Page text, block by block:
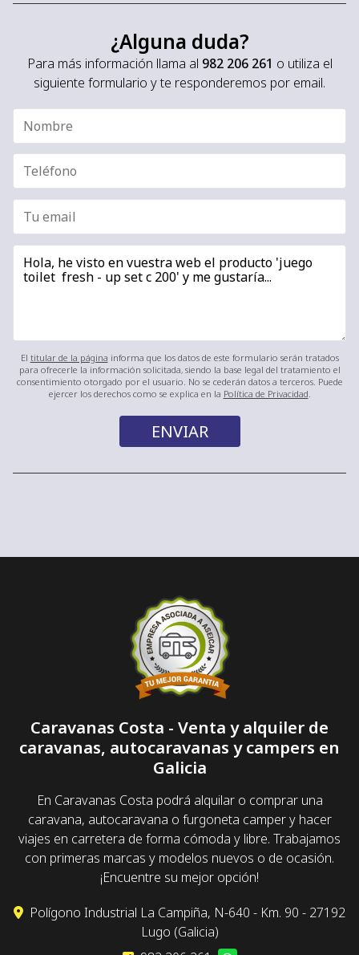
¿Alguna duda?
Para más información llama al 982 206 261 o utiliza el
siguiente formulario y te responderemos por email.
El titular de la página informa que los datos de este formulario serán tratados
para ofrecerle la información solicitada, siendo la base legal del tratamiento el
consentimiento otorgado por el usuario. No se cederán datos a terceros. Puede
ejercer los derechos como se explica en la Política de Privacidad
Caravanas Costa - Venta y alquiler de
caravanas, autocaravanas y campers en
Galicia
En Caravanas Costa podrá alquilar o comprar una
caravana, autocaravana o furgoneta camper y hacer
viajes en carretera de forma cómoda y libre. Trabajamos
con primeras marcas y modelos nuevos o de ocasión.
¡Encuentre su mejor opción!
Polígono Industrial La Campiña, N-640 - Km. 90 - 27192
Lugo (Galicia)